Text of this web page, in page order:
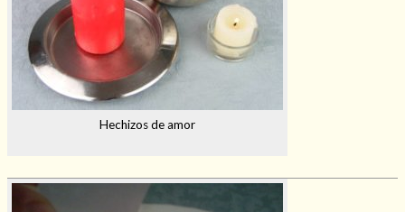
Hechizos de amor